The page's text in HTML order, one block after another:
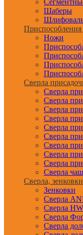
Шаберы
Приспособления
Ножи
Сверла
Сверла
Сверла
Сверла
Сверла
Сверла
Сверла
Сверла
Сверла
Сверла
Сверла
Сверла, зенковки
Зенковки
Сверла
Сверла
Сверла
Сверла